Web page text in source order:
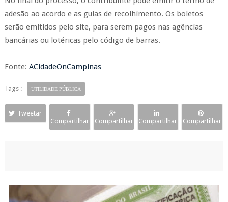
adesão ao acordo e as guias de recolhimento. Os boletos
serão emitidos pelo site, para serem pagos nas agências
bancárias ou lotéricas pelo código de barras.
Fonte: ACidadeOnCampinas
Tags : UTILIDADE PÚBLICA
Tweetar
Compartilhar
Compartilhar Compartilhar Compartilhar